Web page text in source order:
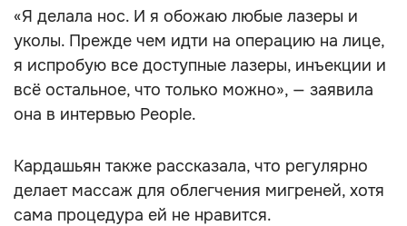
«Я делала нос. И я обожаю любые лазеры и
уколы. Прежде чем идти на операцию на лице,
я испробую все доступные лазеры, инъекции и
всё остальное, что только можно», — заявила
она в интервью People.
Кардашьян также рассказала, что регулярно
делает массаж для облегчения мигреней, хотя
сама процедура ей не нравится.